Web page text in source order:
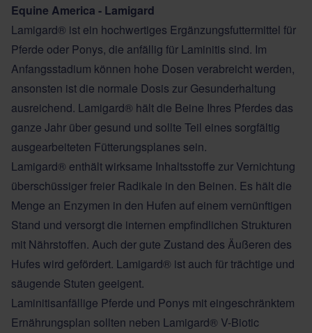
Equine America - Lamigard
Lamigard® ist ein hochwertiges Ergänzungsfuttermittel für
Pferde oder Ponys, die anfällig für Laminitis sind. Im
Anfangsstadium können hohe Dosen verabreicht werden,
ansonsten ist die normale Dosis zur Gesunderhaltung
ausreichend. Lamigard® hält die Beine Ihres Pferdes das
ganze Jahr über gesund und sollte Teil eines sorgfältig
ausgearbeiteten Fütterungsplanes sein.
Lamigard® enthält wirksame Inhaltsstoffe zur Vernichtung
überschüssiger freier Radikale in den Beinen. Es hält die
Menge an Enzymen in den Hufen auf einem vernünftigen
Stand und versorgt die internen empfindlichen Strukturen
mit Nährstoffen. Auch der gute Zustand des Äußeren des
Hufes wird gefördert. Lamigard® ist auch für trächtige und
säugende Stuten geeigent.
Laminitisanfällige Pferde und Ponys mit eingeschränktem
Ernährungsplan sollten neben Lamigard® V-Biotic